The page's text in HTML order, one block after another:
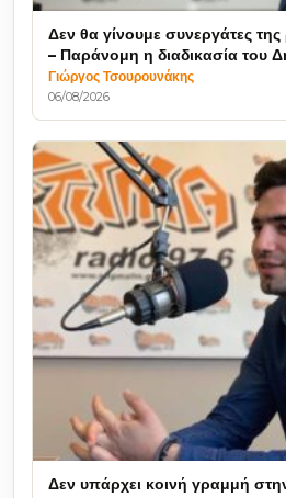
Δεν θα γίνουμε συνεργάτες
– Παράνομη η διαδικασία του
Γιώργος Τσουρουνάκης
06/08/2026
Δεν υπάρχει κοινή γραμμή